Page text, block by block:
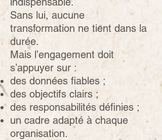
Sans lui, aucune
transformation ne tient dans la
durée.
Mais l’engagement doit
s’appuyer sur :
des données fiables ;
des objectifs clairs ;
des responsabilités définies ;
un cadre adapté à chaque
organisation.